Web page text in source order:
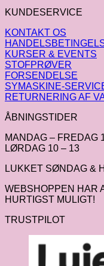
KUNDESERVICE
KONTAKT OS
KURSER & EVENTS
STOFPRØVER
FORSENDELSE
SYMASKINE-
RETURNERING AF
ÅBNINGSTIDER
MANDAG – FREDAG
LØRDAG 10 – 13
LUKKET SØNDAG &
WEBSHOPPEN HAR
HURTIGST MULIGT!
TRUSTPILOT